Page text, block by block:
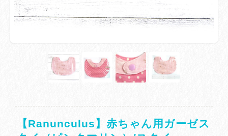
【Ranunculus】赤ちゃん用ガーゼス